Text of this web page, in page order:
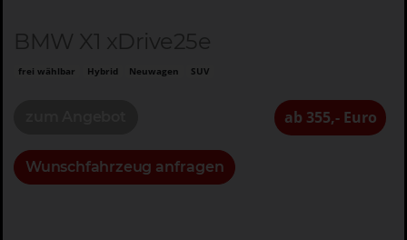
BMW X1 xDrive25e
frei wählbar Hybrid Neuwagen SUV
ab 355,- Euro
Wunschfahrzeug anfragen